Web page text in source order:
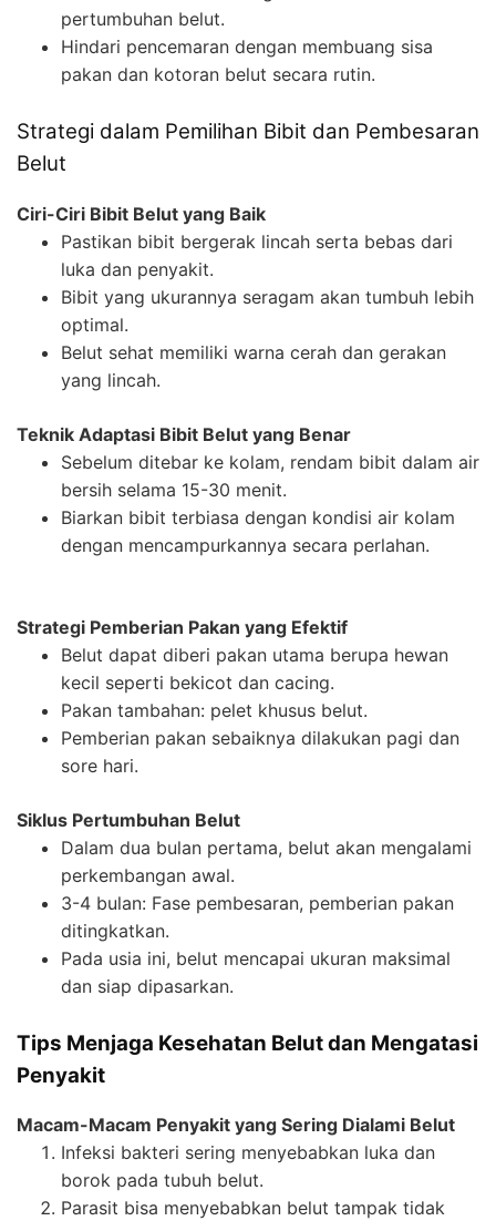
pertumbuhan belut.
Hindari pencemaran dengan membuang sisa
pakan dan kotoran belut secara rutin.
Strategi dalam Pemilihan Bibit dan Pembesaran
Belut
Ciri-Ciri Bibit Belut yang Baik
Pastikan bibit bergerak lincah serta bebas dari
luka dan penyakit.
Bibit yang ukurannya seragam akan tumbuh lebih
optimal.
Belut sehat memiliki warna cerah dan gerakan
yang lincah.
Teknik Adaptasi Bibit Belut yang Benar
Sebelum ditebar ke kolam, rendam bibit dalam air
bersih selama 15-30 menit.
Biarkan bibit terbiasa dengan kondisi air kolam
dengan mencampurkannya secara perlahan.
Strategi Pemberian Pakan yang Efektif
Belut dapat diberi pakan utama berupa hewan
kecil seperti bekicot dan cacing.
Pakan tambahan: pelet khusus belut.
Pemberian pakan sebaiknya dilakukan pagi dan
sore hari.
Siklus Pertumbuhan Belut
Dalam dua bulan pertama, belut akan mengalami
perkembangan awal.
3-4 bulan: Fase pembesaran, pemberian pakan
ditingkatkan.
Pada usia ini, belut mencapai ukuran maksimal
dan siap dipasarkan.
Tips Menjaga Kesehatan Belut dan Mengatasi
Penyakit
Macam-Macam Penyakit yang Sering Dialami Belut
Infeksi bakteri sering menyebabkan luka dan
borok pada tubuh belut.
Parasit bisa menyebabkan belut tampak tidak